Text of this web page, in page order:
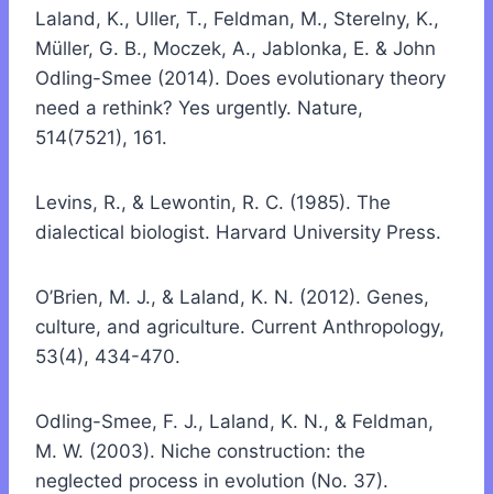
Laland, K., Uller, T., Feldman, M., Sterelny, K.,
Müller, G. B., Moczek, A., Jablonka, E. & John
Odling-Smee (2014). Does evolutionary theory
need a rethink? Yes urgently. Nature,
514(7521), 161.
Levins, R., & Lewontin, R. C. (1985). The
dialectical biologist. Harvard University Press.
O’Brien, M. J., & Laland, K. N. (2012). Genes,
culture, and agriculture. Current Anthropology,
53(4), 434-470.
Odling-Smee, F. J., Laland, K. N., & Feldman,
M. W. (2003). Niche construction: the
neglected process in evolution (No. 37).